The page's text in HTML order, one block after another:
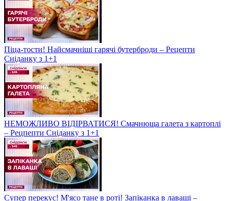
Піца-тости! Найсмачніші гарячі бутерброди – Рецепти
Сніданку з 1+1
НЕМОЖЛИВО ВІДІРВАТИСЯ! Смачнюща галета з картоплі
– Рецпепти Сніданку з 1+1
Супер перекус! М'ясо тане в роті! Запіканка в лаваші –